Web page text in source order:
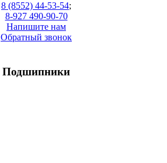
8 (8552) 44-53-54;
8-927 490-90-70
Напишите нам
Обратный звонок
Подшипники